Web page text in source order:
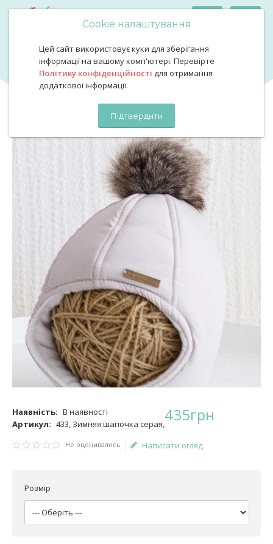
Cookie налаштування
Цей сайт використовує куки для зберігання
інформації на вашому комп'ютері. Перевірте
Політику конфіденційності для отримання
додаткової інформації.
Підтвердити
Зимова шапочка сіра
Зимова шапочка сіра
Наявність: В наявності
Артикул: 433, Зимняя шапочка серая,435грн
Не оценивалось Написати огляд
Розмір